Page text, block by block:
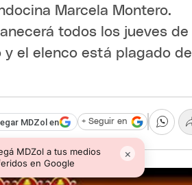
Marcela Montero.
todos los jueves de
y el elenco está plagado de
MDZol en
MDZol a tus medios
en Google
×
+ Seguir en